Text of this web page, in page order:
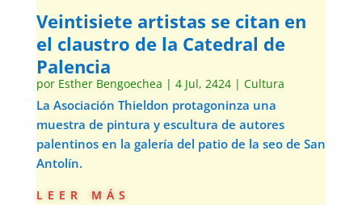
Veintisiete artistas se citan en
el claustro de la Catedral de
Palencia
por Esther Bengoechea | 4 Jul, 2424| Cultura
La Asociación Thieldon protagoninza una
muestra de pintura y escultura de autores
palentinos en la galería del patio de la seo de San
Antolín.
leer más